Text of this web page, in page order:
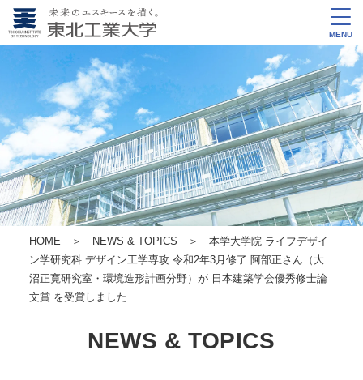
MENU
HOME ＞ NEWS & TOPICS ＞ 本学大学院 ライフデザイ
ン学研究科 デザイン工学専攻 令和2年3月修了 阿部正さん（大
沼正寛研究室・環境造形計画分野）が 日本建築学会優秀修士論
文賞 を受賞しました
NEWS & TOPICS